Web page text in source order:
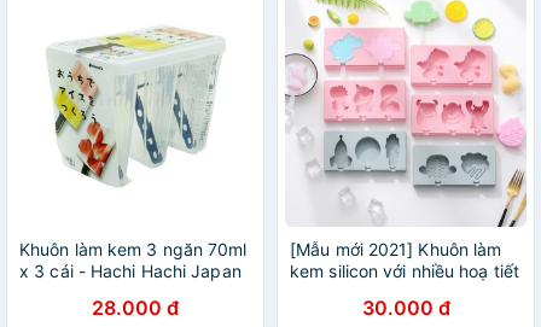
Khuôn làm kem 3 ngăn 70ml
x 3 cái - Hachi Hachi Japan
28.000 đ
[Mẫu mới 2021] Khuôn làm
kem silicon với nhiều hoạ tiết
30.000 đ